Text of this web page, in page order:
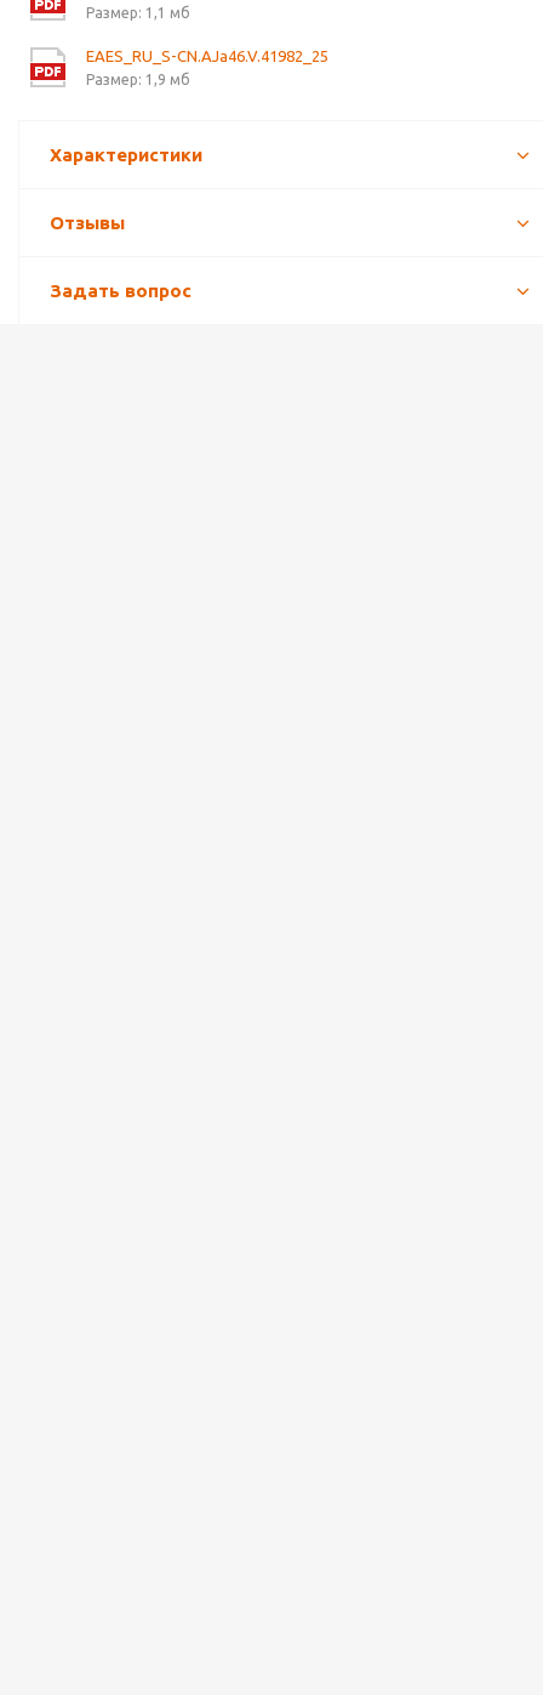
Размер: 1,1 мб
EAES_RU_S-CN.AJa46.V.41982_25
Размер: 1,9 мб
Характеристики
Отзывы
Задать вопрос